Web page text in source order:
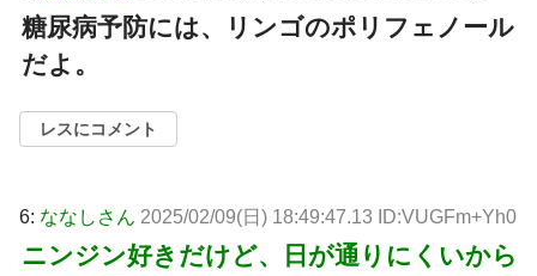
糖尿病予防には、リンゴのポリフェノール
だよ。
レスにコメント
6: ななしさん 2025/02/09(日) 18:49:47.13 ID:VUGFm+Yh0
ニンジン好きだけど、日が通りにくいから